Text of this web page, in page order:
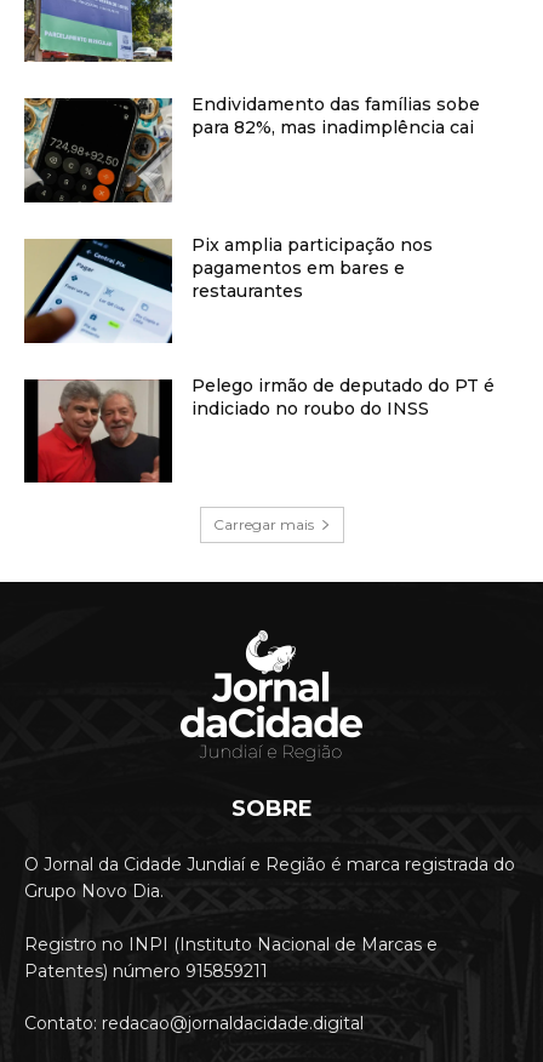
Endividamento das famílias sobe
para 82%, mas inadimplência cai
Pix amplia participação nos
pagamentos em bares e
restaurantes
Pelego irmão de deputado do PT é
indiciado no roubo do INSS
Carregar mais
SOBRE
O Jornal da Cidade Jundiaí e Região é marca registrada do
Grupo Novo Dia.
Registro no INPI (Instituto Nacional de Marcas e
Patentes) número 915859211
Contato: redacao@jornaldacidade.digital